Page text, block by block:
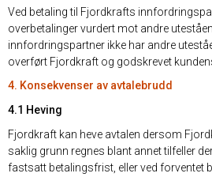
Ved betaling til Fjordkrafts
overbetalinger vurdert mot andre
innfordringspartner ikke har andre
overført Fjordkraft og godskrevet
4. Konsekvenser av avtalebrudd
4.1 Heving
Fjordkraft kan heve avtalen dersom
saklig grunn regnes blant annet tilfeller
fastsatt betalingsfrist, eller ved forventet